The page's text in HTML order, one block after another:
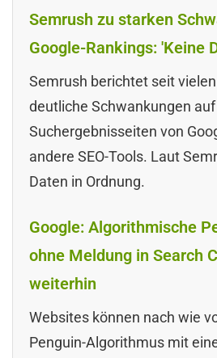
Semrush zu starken
Google-Rankings: 'Keine
Semrush berichtet seit
deutliche Schwankungen
Suchergebnisseiten von
andere SEO-Tools. Laut
Daten in Ordnung.
Google: Algorithmische
ohne Meldung in Search
weiterhin
Websites können nach wie
Penguin-Algorithmus mit